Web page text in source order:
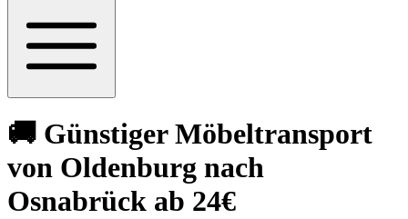
🚚 Günstiger Möbeltransport
von Oldenburg nach
Osnabrück ab 24€